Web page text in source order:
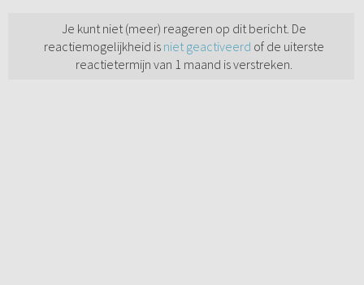
Je kunt niet (meer) reageren op dit bericht. De
reactiemogelijkheid is niet geactiveerd of de uiterste
reactietermijn van 1 maand is verstreken.